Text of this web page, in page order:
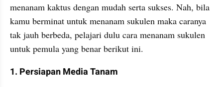
menanam kaktus dengan mudah serta sukses. Nah, bila
kamu berminat untuk menanam sukulen maka caranya
tak jauh berbeda, pelajari dulu cara menanam sukulen
untuk pemula yang benar berikut ini.
1. Persiapan Media Tanam